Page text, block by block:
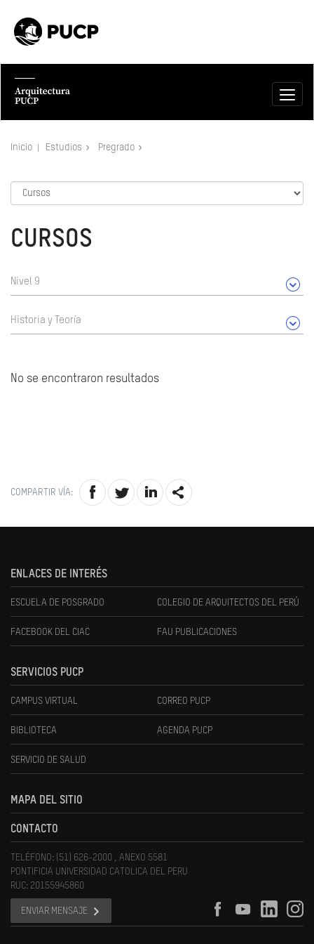
Inicio Estudios Pregrado
CURSOS
Nivel 9
Historia y Teoría
No se encontraron resultados
COMPARTIR VÍA:
ENLACES DE INTERÉS
ESCUELA DE POSGRADO COLEGIO DE ARQUITECTOS DEL PERÚ
FACEBOOK DEL CIAC FAU PUBLICACIONES
SERVICIOS PUCP
CAMPUS VIRTUAL CORREO PUCP
BIBLIOTECA AGENDA PUCP
SERVICIO DE SALUD
MAPA DEL SITIO
CONTACTO
TELÉFONO: (51) 626-2000 , ANEXO 5581
PONTIFICIA UNIVERSIDAD CATOLICA DEL PERU
RUC: 20155945860
ENVIAR MENSAJE